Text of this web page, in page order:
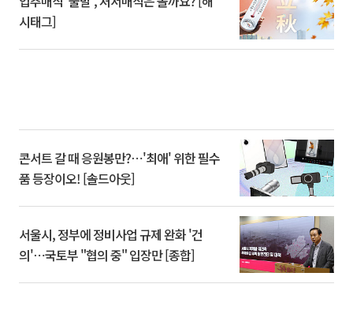
시태그]
콘서트 갈 때 응원봉만?⋯'최애' 위한 필수
품 등장이오! [솔드아웃]
서울시, 정부에 정비사업 규제 완화 '건
의'⋯국토부 "협의 중" 입장만 [종합]